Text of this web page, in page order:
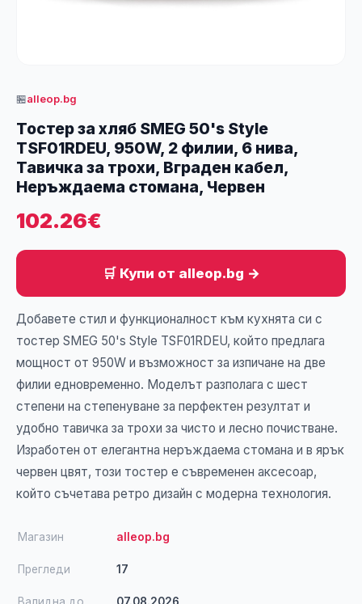
🏪alleop.bg
Тостер за хляб SMEG 50's Style
TSF01RDEU, 950W, 2 филии, 6 нива,
Тавичка за трохи, Вграден кабел,
Неръждаема стомана, Червен
102.26€
🛒 Купи от alleop.bg →
Добавете стил и функционалност към кухнята си с
тостер SMEG 50's Style TSF01RDEU, който предлага
мощност от 950W и възможност за изпичане на две
филии едновременно. Моделът разполага с шест
степени на степенуване за перфектен резултат и
удобно тавичка за трохи за чисто и лесно почистване.
Изработен от елегантна неръждаема стомана и в ярък
червен цвят, този тостер е съвременен аксесоар,
който съчетава ретро дизайн с модерна технология.
Магазин alleop.bg
Прегледи 17